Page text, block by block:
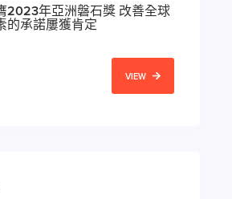
2023年亞洲磐石獎 改善全球
的承諾屢獲肯定
VIEW